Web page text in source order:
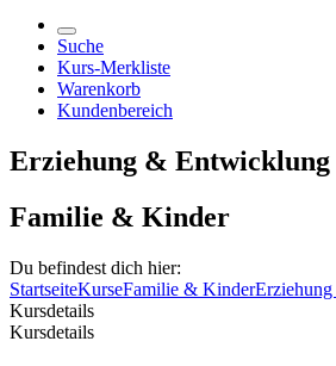
Suche
Kurs-Merkliste
Warenkorb
Kundenbereich
Erziehung & Entwicklung
Familie & Kinder
Du befindest dich hier:
StartseiteKurseFamilie & Kinder
Kursdetails
Kursdetails